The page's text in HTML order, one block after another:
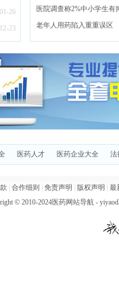
26
23
医院调查称2%中小学生有
老年人用药陷入重重误区
医药人才 医药企业大全 法
|合作细则 |免责声明 版权声明 |最
© 2010-2024医药网站导航 -